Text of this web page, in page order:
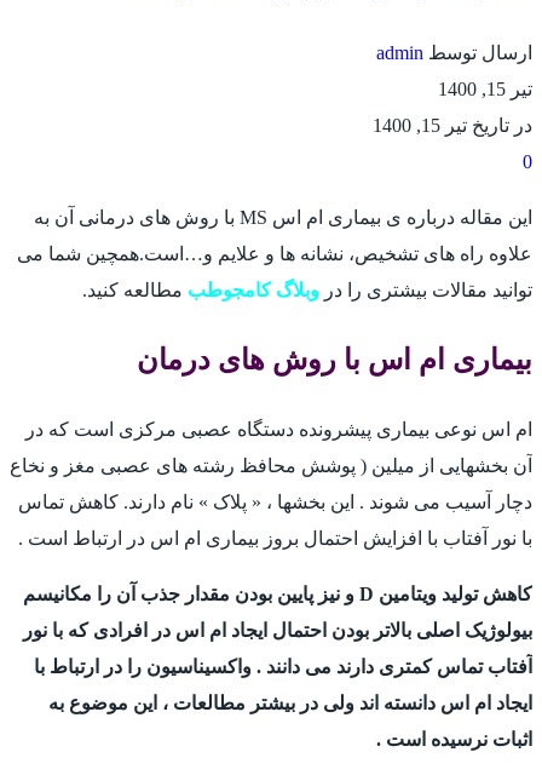
ارسال توسط admin
تیر 15, 1400
در تاریخ تیر 15, 1400
0
این مقاله درباره ی بیماری ام اس MS با روش های درمانی آن به
علاوه راه های تشخیص، نشانه ها و علایم و…است.همچین شما می
توانید مقالات بیشتری را در وبلاگ کامجوطب مطالعه کنید.
بیماری ام اس با روش های درمان
ام اس نوعی بیماری پیشرونده دستگاه عصبی مرکزی است که در
آن بخشهایی از میلین ( پوشش محافظ رشته های عصبی مغز و نخاع
دچار آسیب می شوند . این بخشها ، « پلاک » نام دارند. کاهش تماس
با نور آفتاب با افزایش احتمال بروز بیماری ام اس در ارتباط است .
کاهش تولید ویتامین D و نیز پایین بودن مقدار جذب آن را مکانیسم
بیولوژیک اصلی بالاتر بودن احتمال ایجاد ام اس در افرادی که با نور
آفتاب تماس کمتری دارند می دانند . واکسیناسیون را در ارتباط با
ایجاد ام اس دانسته اند ولی در بیشتر مطالعات ، این موضوع به
اثبات نرسیده است .